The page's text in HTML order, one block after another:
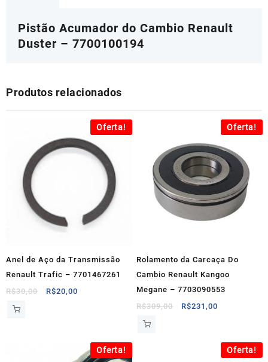
Pistão Acumador do Cambio Renault
Duster – 7700100194
Produtos relacionados
Oferta!
Anel de Aço da Transmissão
Renault Trafic – 7701467261
R$30,00
O
R$20,00
R$20,00.
Oferta!
Rolamento da Carcaça Do
Cambio Renault Kangoo
Megane – 7703090553
R$309,00
O
R$231,00
é:
R$231,00.
Oferta! Oferta!